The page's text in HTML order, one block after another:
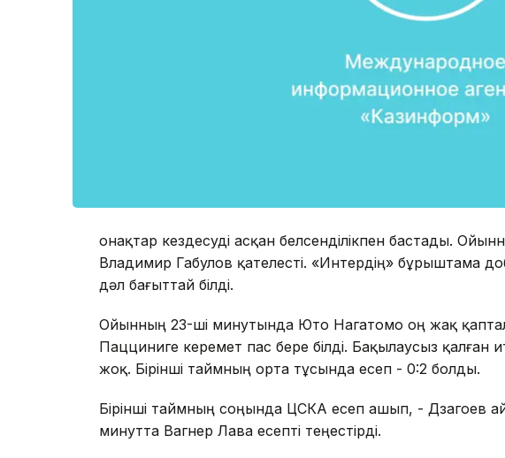
Қонақтар кездесуді асқан белсенділікпен бастады.
Владимир Габулов қателесті. «Интердің» бұрыштама
дәл бағыттай білді.
Ойынның 23-ші минутында Юто Нагатомо оң жақ
Пацциниге керемет пас бере білді. Бақылаусыз қалған
жоқ. Бірінші таймның орта тұсында есеп - 0:2 болды.
Бірінші таймның соңында ЦСКА есеп ашып, - Дзагоев
минутта Вагнер Лава есепті теңестірді.